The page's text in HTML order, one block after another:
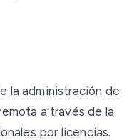
la administración de
a través de la
por licencias.